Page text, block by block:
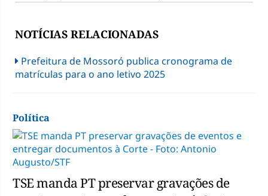
NOTÍCIAS RELACIONADAS
Prefeitura de Mossoró publica cronograma de
matrículas para o ano letivo 2025
Política
TSE manda PT preservar gravações de